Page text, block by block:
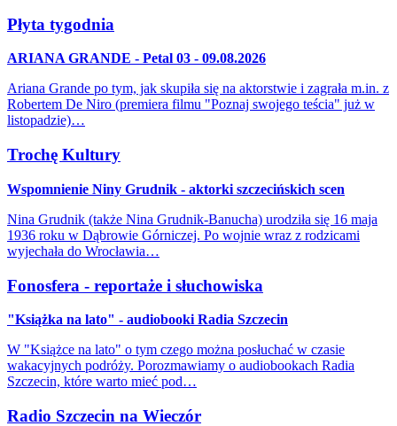
Płyta tygodnia
ARIANA GRANDE - Petal 03 - 09.08.2026
Ariana Grande po tym, jak skupiła się na aktorstwie i zagrała m.in. z
Robertem De Niro (premiera filmu "Poznaj swojego teścia" już w
listopadzie)…
Trochę Kultury
Wspomnienie Niny Grudnik - aktorki szczecińskich scen
Nina Grudnik (także Nina Grudnik-Banucha) urodziła się 16 maja
1936 roku w Dąbrowie Górniczej. Po wojnie wraz z rodzicami
wyjechała do Wrocławia…
Fonosfera - reportaże i słuchowiska
"Książka na lato" - audiobooki Radia Szczecin
W "Książce na lato" o tym czego można posłuchać w czasie
wakacyjnych podróży. Porozmawiamy o audiobookach Radia
Szczecin, które warto mieć pod…
Radio Szczecin na Wieczór